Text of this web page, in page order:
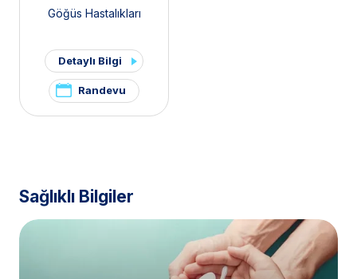
Göğüs Hastalıkları
Detaylı Bilgi
Randevu
Sağlıklı Bilgiler